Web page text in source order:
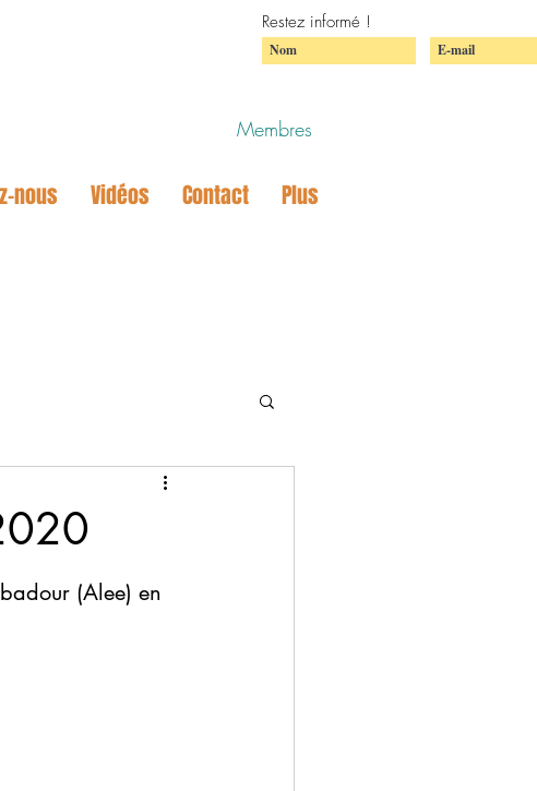
Membres
Restez informé !
nous Vidéos Contact Plus
(Alee) en